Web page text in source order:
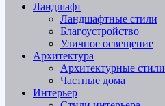
Ландшафт
Ландшафтные стили
Благоустройство
Уличное освещение
Архитектура
Архитектурные стили
Частные дома
Интерьер